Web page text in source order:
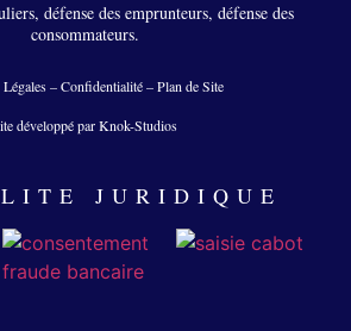
défense des emprunteurs, défense des
consommateurs.
–Confidentialité–Plan de Site
développé par Knok-Studios
JURIDIQUE